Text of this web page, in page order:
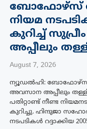
ബോഫോഴ്‌സ്
നിയമ
കുറിച്ച്
അപ്പീലും
August 7, 2026
ന്യൂഡൽഹി: ബോഫോഴ്‌സ്
അവസാന അപ്പീലും
പതിറ്റാണ്ട് നീണ്ട
കുറിച്ചു. ഹിന്ദുജാ
നടപടികൾ റദ്ദാക്കിയ